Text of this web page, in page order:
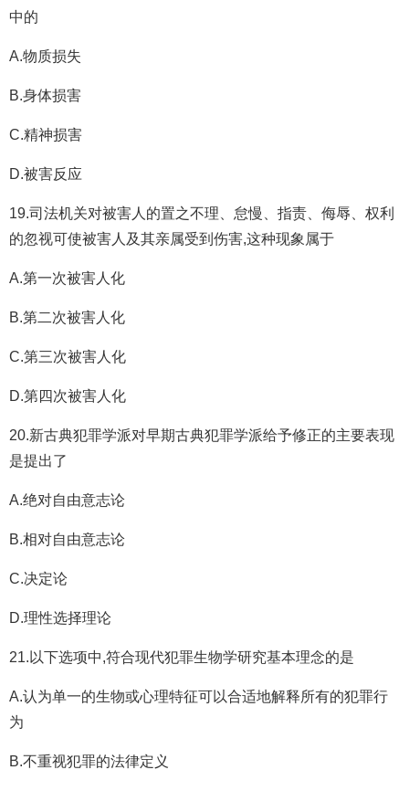
中的
A.物质损失
B.身体损害
C.精神损害
D.被害反应
19.司法机关对被害人的置之不理、怠慢、指责、侮辱、权利
的忽视可使被害人及其亲属受到伤害,这种现象属于
A.第一次被害人化
B.第二次被害人化
C.第三次被害人化
D.第四次被害人化
20.新古典犯罪学派对早期古典犯罪学派给予修正的主要表现
是提出了
A.绝对自由意志论
B.相对自由意志论
C.决定论
D.理性选择理论
21.以下选项中,符合现代犯罪生物学研究基本理念的是
A.认为单一的生物或心理特征可以合适地解释所有的犯罪行
为
B.不重视犯罪的法律定义